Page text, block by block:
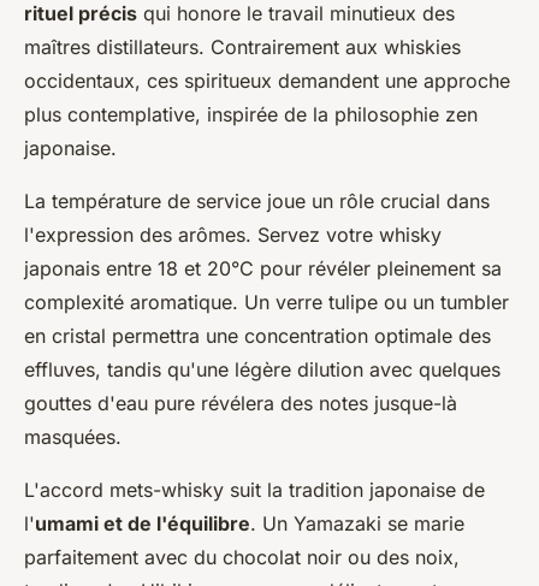
rituel précis qui honore le travail minutieux des
maîtres distillateurs. Contrairement aux whiskies
occidentaux, ces spiritueux demandent une approche
plus contemplative, inspirée de la philosophie zen
japonaise.
La température de service joue un rôle crucial dans
l'expression des arômes. Servez votre whisky
japonais entre 18 et 20°C pour révéler pleinement sa
complexité aromatique. Un verre tulipe ou un tumbler
en cristal permettra une concentration optimale des
effluves, tandis qu'une légère dilution avec quelques
gouttes d'eau pure révélera des notes jusque-là
masquées.
L'accord mets-whisky suit la tradition japonaise de
l'umami et de l'équilibre. Un Yamazaki se marie
parfaitement avec du chocolat noir ou des noix,